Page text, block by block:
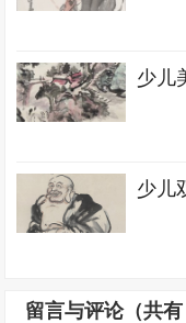
少儿
少儿
留言与评论（共